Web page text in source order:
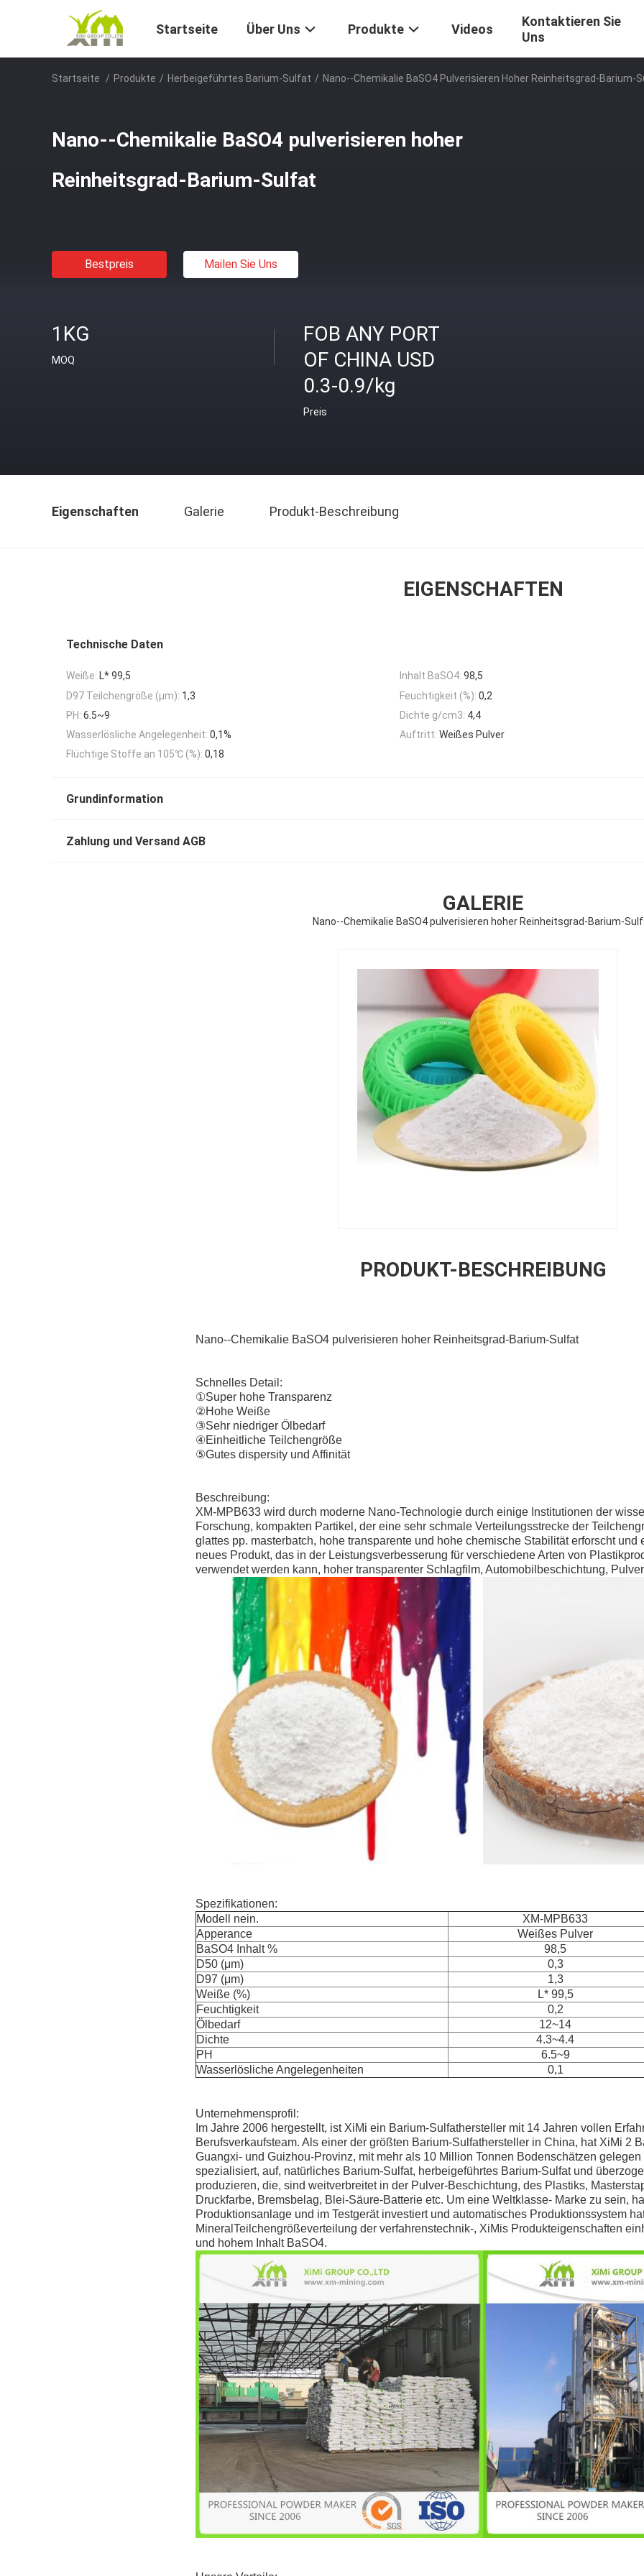
Startseite Über Uns Produkte Videos
Kontaktieren Sie
Uns
Startseite / Produkte / Herbeigeführtes Barium-Sulfat / Nano--Chemikalie BaSO4 Pulverisieren Hoher Reinheitsgrad-Barium-
Nano--Chemikalie BaSO4 pulverisieren hoher
Reinheitsgrad-Barium-Sulfat
Bestpreis Mailen Sie Uns
1KG
MOQ
FOB ANY PORT
OF CHINA USD
0.3-0.9/kg
Preis
Eigenschaften Galerie Produkt-Beschreibung
EIGENSCHAFTEN
Technische Daten
Weiße: L* 99,5 Inhalt BaSO4: 98,5
D97 Teilchengröße (μm): 1,3 Feuchtigkeit (%): 0,2
PH: 6.5~9 Dichte g/cm3: 4,4
Wasserlösliche Angelegenheit: 0,1% Auftritt: Weißes Pulver
Flüchtige Stoffe an 105℃ (%): 0,18
Grundinformation
Zahlung und Versand AGB
GALERIE
Nano--Chemikalie BaSO4 pulverisieren hoher Reinheitsgrad-Barium-
PRODUKT-BESCHREIBUNG
Nano--Chemikalie BaSO4 pulverisieren hoher Reinheitsgrad-Barium-Sulfat
Schnelles Detail:
①Super hohe Transparenz
②Hohe Weiße
③Sehr niedriger Ölbedarf
④Einheitliche Teilchengröße
⑤Gutes dispersity und Affinität
Beschreibung:
XM-MPB633 wird durch moderne Nano-Technologie durch einige Institutionen der
Forschung, kompakten Partikel, der eine sehr schmale Verteilungsstrecke der
glattes pp. masterbatch, hohe transparente und hohe chemische Stabilität erforscht und
neues Produkt, das in der Leistungsverbesserung für verschiedene Arten von
verwendet werden kann, hoher transparenter Schlagfilm, Automobilbeschichtung,
Spezifikationen:
Modell nein.
XM-MPB633
Apperance
Weißes Pulver
BaSO4 Inhalt %
98,5
D50 (μm)
0,3
D97 (μm)
1,3
Weiße (%)
L* 99,5
Feuchtigkeit
0,2
Ölbedarf
12~14
Dichte
4.3~4.4
PH
6.5~9
Wasserlösliche Angelegenheiten
0,1
Unternehmensprofil:
Im Jahre 2006 hergestellt, ist XiMi ein Barium-Sulfathersteller mit 14 Jahren vollen
Berufsverkaufsteam. Als einer der größten Barium-Sulfathersteller in China, hat XiMi 2
Guangxi- und Guizhou-Provinz, mit mehr als 10 Million Tonnen Bodenschätzen
spezialisiert, auf, natürliches Barium-Sulfat, herbeigeführtes Barium-Sulfat und
produzieren, die, sind weitverbreitet in der Pulver-Beschichtung, des Plastiks,
Druckfarbe, Bremsbelag, Blei-Säure-Batterie etc. Um eine Weltklasse- Marke zu sein,
Produktionsanlage und im Testgerät investiert und automatisches Produktionssystem
MineralTeilchengrößeverteilung der verfahrenstechnik-, XiMis Produkteigenschaften
und hohem Inhalt BaSO4.